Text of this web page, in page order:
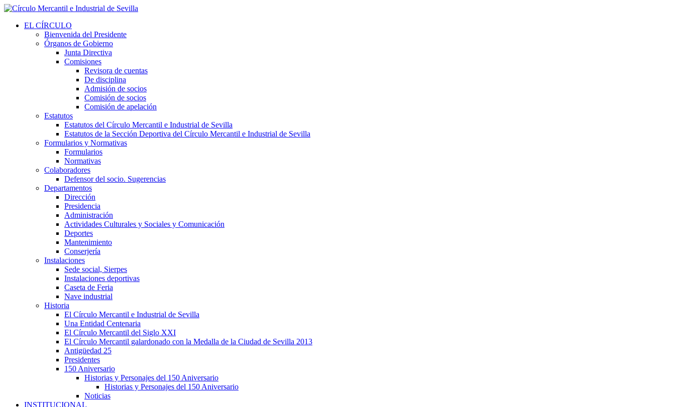
EL CÍRCULO
Bienvenida del Presidente
Órganos de Gobierno
Junta Directiva
Comisiones
Revisora de cuentas
De disciplina
Admisión de socios
Comisión de socios
Comisión de apelación
Estatutos
Estatutos del Círculo Mercantil e Industrial de Sevilla
Estatutos de la Sección Deportiva del Círculo Mercantil e Industrial de Sevilla
Formularios y Normativas
Formularios
Normativas
Colaboradores
Defensor del socio. Sugerencias
Departamentos
Dirección
Presidencia
Administración
Actividades Culturales y Sociales y Comunicación
Deportes
Mantenimiento
Conserjería
Instalaciones
Sede social, Sierpes
Instalaciones deportivas
Caseta de Feria
Nave industrial
Historia
El Círculo Mercantil e Industrial de Sevilla
Una Entidad Centenaria
El Círculo Mercantil del Siglo XXI
El Círculo Mercantil galardonado con la Medalla de la Ciudad de Sevilla 2013
Antigüedad 25
Presidentes
150 Aniversario
Historias y Personajes del 150 Aniversario
Historias y Personajes del 150 Aniversario
Noticias
INSTITUCIONAL